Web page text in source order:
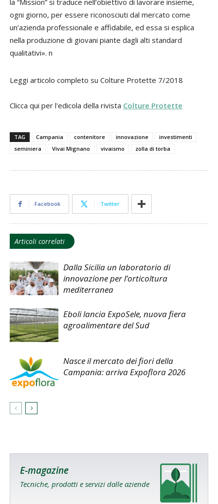
la “Mission” si traduce nell’obiettivo di lavorare insieme,
ogni giorno, per essere riconosciuti dal mercato come
un’azienda professionale e affidabile, ed essa si esplica
nella produzione di giovani piante dagli alti standard
qualitativi». n
Leggi articolo completo su Colture Protette 7/2018
Clicca qui per l'edicola della rivista Colture Protette
TAG Campania contenitore innovazione
investimenti
seminiera
Vivai Mignano vivaismo zolla di torba
Facebook Twitter
Articoli correlati
Dalla Sicilia un laboratorio di
innovazione per l’orticoltura
mediterranea
Eboli lancia ExpoSele, nuova fiera
agroalimentare del Sud
Nasce il mercato dei fiori della
Campania: arriva Expoflora 2026
E-magazine
Tecniche, prodotti e servizi dalle aziende